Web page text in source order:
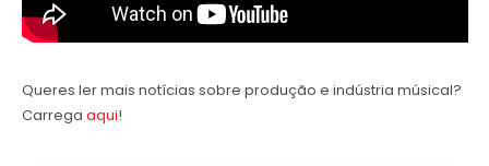
Queres ler mais notícias sobre produção e indústria músical?
Carrega aqui!